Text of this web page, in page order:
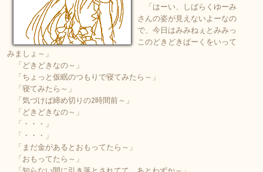
「はーい、しばらくゆーみ
さんの姿が見えないよーなの
で、今日はみみねぇとみみっ
このどきどきぱーくをいって
みましょ～」
「どきどきなの～」
「ちょっと仮眠のつもりで寝てみたら～」
「寝てみたら～」
「気づけば締め切りの2時間前～」
「どきどきなの～」
「・・・」
「・・・」
「まだ金があるとおもってたら～」
「おもってたら～」